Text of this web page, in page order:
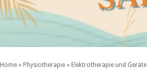
Home » Physiotherapie » Elektrotherapie und Geräte